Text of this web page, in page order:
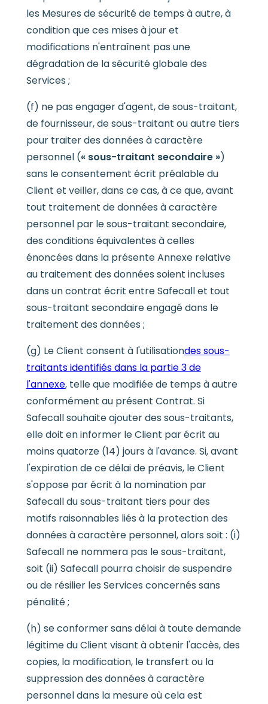
les Mesures de sécurité de temps à autre, à
condition que ces mises à jour et
modifications n'entraînent pas une
dégradation de la sécurité globale des
Services ;
(f) ne pas engager d'agent, de sous-traitant,
de fournisseur, de sous-traitant ou autre tiers
pour traiter des données à caractère
personnel (« sous-traitant secondaire »)
sans le consentement écrit préalable du
Client et veiller, dans ce cas, à ce que, avant
tout traitement de données à caractère
personnel par le sous-traitant secondaire,
des conditions équivalentes à celles
énoncées dans la présente Annexe relative
au traitement des données soient incluses
dans un contrat écrit entre Safecall et tout
sous-traitant secondaire engagé dans le
traitement des données ;
(g) Le Client consent à l'utilisationdes sous-
traitants identifiés dans la partie 3 de
l'annexe, telle que modifiée de temps à autre
conformément au présent Contrat. Si
Safecall souhaite ajouter des sous-traitants,
elle doit en informer le Client par écrit au
moins quatorze (14) jours à l'avance. Si, avant
l'expiration de ce délai de préavis, le Client
s'oppose par écrit à la nomination par
Safecall du sous-traitant tiers pour des
motifs raisonnables liés à la protection des
données à caractère personnel, alors soit : (i)
Safecall ne nommera pas le sous-traitant,
soit (ii) Safecall pourra choisir de suspendre
ou de résilier les Services concernés sans
pénalité ;
(h) se conformer sans délai à toute demande
légitime du Client visant à obtenir l'accès, des
copies, la modification, le transfert ou la
suppression des données à caractère
personnel dans la mesure où cela est